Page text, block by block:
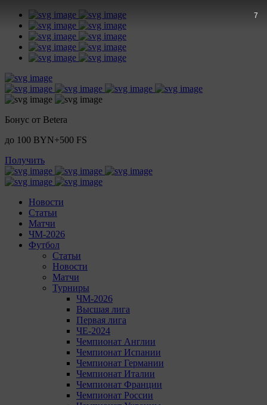
Бонус от Betera
до 100 BYN+500 FS
Получить
Новости
Статьи
Матчи
ЧМ-2026
Футбол
Статьи
Новости
Матчи
Турниры
ЧМ-2026
Высшая лига
Первая лига
ЧЕ-2024
Чемпионат Англии
Чемпионат Испании
Чемпионат Германии
Чемпионат Италии
Чемпионат Франции
Чемпионат России
7